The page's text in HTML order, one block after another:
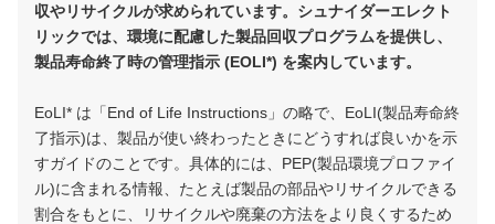
収やリサイクルが求められています。シュナイダーエレクト
リックでは、環境に配慮した製品回収プログラムを提供し、
製品寿命終了時の管理指示 (EOLI*) を案内しています。
EoLI* は「End of Life Instructions」の略で、EoLI(製品寿命終
了指示)は、製品が使い終わったときにどうすれば良いかを示
すガイドのことです。具体的には、PEP(製品環境プロファイ
ル)に含まれる情報、たとえば製品の部品やリサイクルできる
割合をもとに、リサイクルや廃棄の方法をより良くするため